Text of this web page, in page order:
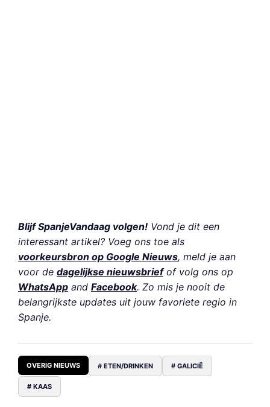
Blijf SpanjeVandaag volgen! Vond je dit een
interessant artikel? Voeg ons toe als
voorkeursbron op Google Nieuws, meld je aan
voor de dagelijkse nieuwsbriefof volg ons op
WhatsApp and Facebook. Zo mis je nooit de
belangrijkste updates uit jouw favoriete regio in
Spanje.
OVERIG NIEUWS # ETEN/DRINKEN # GALICIË
# KAAS